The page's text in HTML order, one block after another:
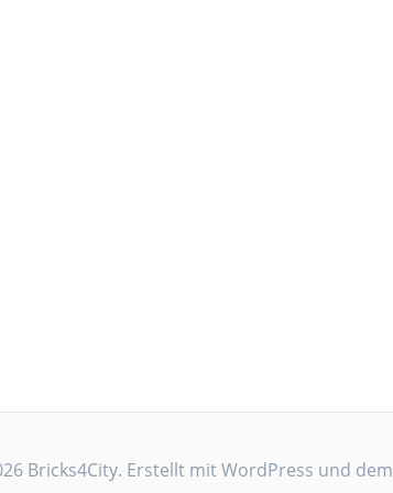
Bricks4City. Erstellt mit WordPress und dem